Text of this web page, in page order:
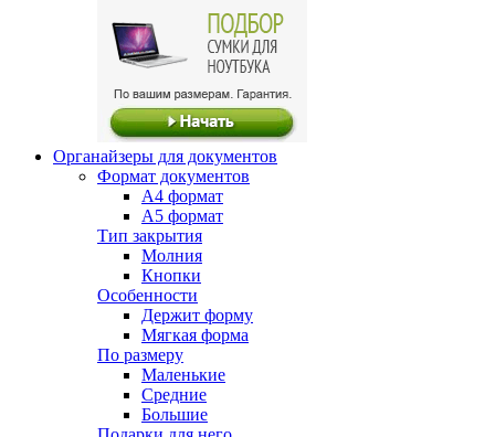
Органайзеры для документов
Формат документов
А4 формат
А5 формат
Тип закрытия
Молния
Кнопки
Особенности
Держит форму
Мягкая форма
По размеру
Маленькие
Средние
Большие